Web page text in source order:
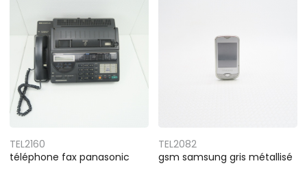
TEL2160
téléphone fax panasonic
TEL2082
gsm samsung gris métallisé